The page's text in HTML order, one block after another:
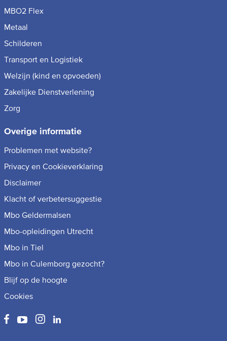
MBO2 Flex
Metaal
Schilderen
Transport en Logistiek
Welzijn (kind en opvoeden)
Zakelijke Dienstverlening
Zorg
Overige informatie
Problemen met website?
Privacy en Cookieverklaring
Disclaimer
Klacht of verbetersuggestie
Mbo Geldermalsen
Mbo-opleidingen Utrecht
Mbo in Tiel
Mbo in Culemborg gezocht?
Blijf op de hoogte
Cookies